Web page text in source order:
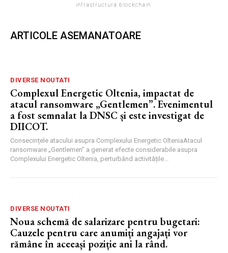
infrastructura blockchain.
ARTICOLE ASEMANATOARE
DIVERSE NOUTATI
Complexul Energetic Oltenia, impactat de
atacul ransomware „Gentlemen”. Evenimentul
a fost semnalat la DNSC și este investigat de
DIICOT.
Consecințele atacului asupra Complexului Energetic OlteniaAtacul
ransomware „Gentlemen” a generat efecte considerabile asupra
Complexului Energetic Oltenia, perturbând activitățile...
DIVERSE NOUTATI
Noua schemă de salarizare pentru bugetari:
Cauzele pentru care anumiți angajați vor
rămâne în aceeași poziție ani la rând.